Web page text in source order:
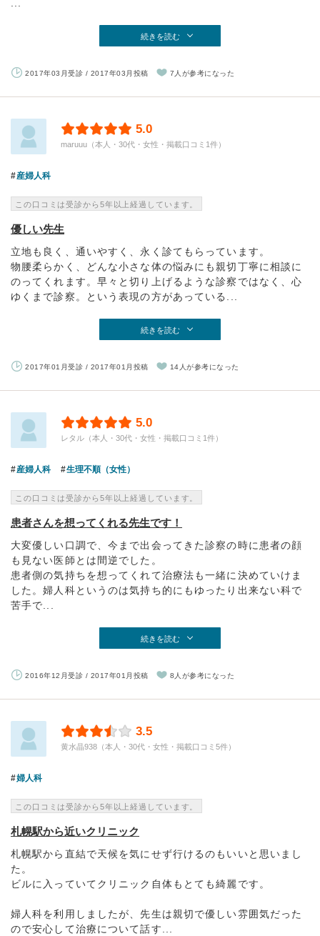
続きを読む
2017年03月受診 / 2017年03月投稿 7人が参考になった
5.0
maruuu（本人・30代・女性・掲載口コミ1件）
産婦人科
この口コミは受診から5年以上経過しています。
優しい先生
立地も良く、通いやすく、永く診てもらっています。
物腰柔らかく、どんな小さな体の悩みにも親切丁寧に相談に
のってくれます。早々と切り上げるような診察ではなく、心
ゆくまで診察。という表現の方があっている...
続きを読む
2017年01月受診 / 2017年01月投稿 14人が参考になった
5.0
レタル（本人・30代・女性・掲載口コミ1件）
産婦人科 生理不順（女性）
この口コミは受診から5年以上経過しています。
患者さんを想ってくれる先生です！
大変優しい口調で、今まで出会ってきた診察の時に患者の顔
も見ない医師とは間逆でした。
患者側の気持ちを想ってくれて治療法も一緒に決めていけま
した。婦人科というのは気持ち的にもゆったり出来ない科で
苦手で...
続きを読む
2016年12月受診 / 2017年01月投稿 8人が参考になった
3.5
黄水晶938（本人・30代・女性・掲載口コミ5件）
婦人科
この口コミは受診から5年以上経過しています。
札幌駅から近いクリニック
札幌駅から直結で天候を気にせず行けるのもいいと思いまし
た。
ビルに入っていてクリニック自体もとても綺麗です。
婦人科を利用しましたが、先生は親切で優しい雰囲気だった
ので安心して治療について話す...